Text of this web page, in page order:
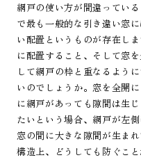
網戸の使い方が間違ってい
で最も一般的な引き違い窓
い配置というものが存在し
に配置すること、そして窓
して網戸の枠と重なるよう
いのでしょうか。窓を全開
に網戸があっても隙間は生
たいという場合、網戸が左
窓の間に大きな隙間が生ま
構造上、どうしても防ぐこ